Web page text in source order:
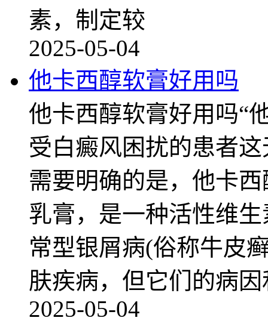
素，制定较
2025-05-04
他卡西醇软膏好用吗
他卡西醇软膏好用吗“
受白癜风困扰的患者
需要明确的是，他卡
乳膏，是一种活性维
常型银屑病(俗称牛皮
肤疾病，但它们的病
2025-05-04